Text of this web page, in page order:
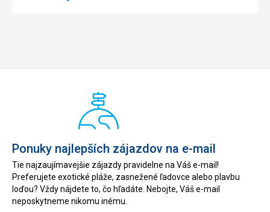
Ponuky najlepších zájazdov na e-mail
Tie najzaujímavejšie zájazdy pravidelne na Váš e-mail!
Preferujete exotické pláže, zasnežené ľadovce alebo plavbu
loďou? Vždy nájdete to, čo hľadáte. Nebojte, Váš e-mail
neposkytneme nikomu inému.